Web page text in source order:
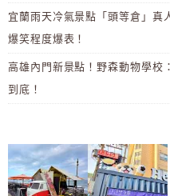
宜蘭雨天冷氣景點「頭等倉」真
爆笑程度爆表！
高雄內門新景點！野森動物學校
到底！